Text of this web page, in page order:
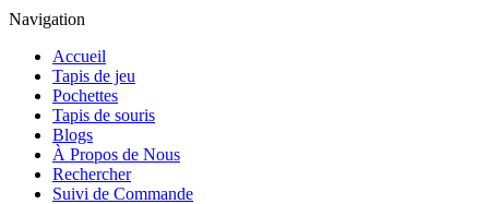
Navigation
Accueil
Tapis de jeu
Pochettes
Tapis de souris
Blogs
À Propos de Nous
Rechercher
Suivi de Commande